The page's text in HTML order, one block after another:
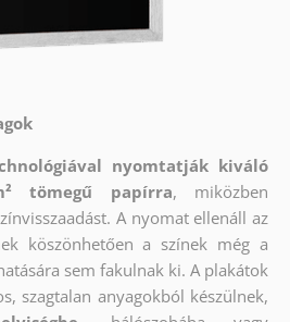
nyomtatják kiváló
tömegű papírra, miközben
A nyomat ellenáll az
köszönhetően a színek még a
sem fakulnak ki. A plakátok
szagtalan anyagokból készülnek,